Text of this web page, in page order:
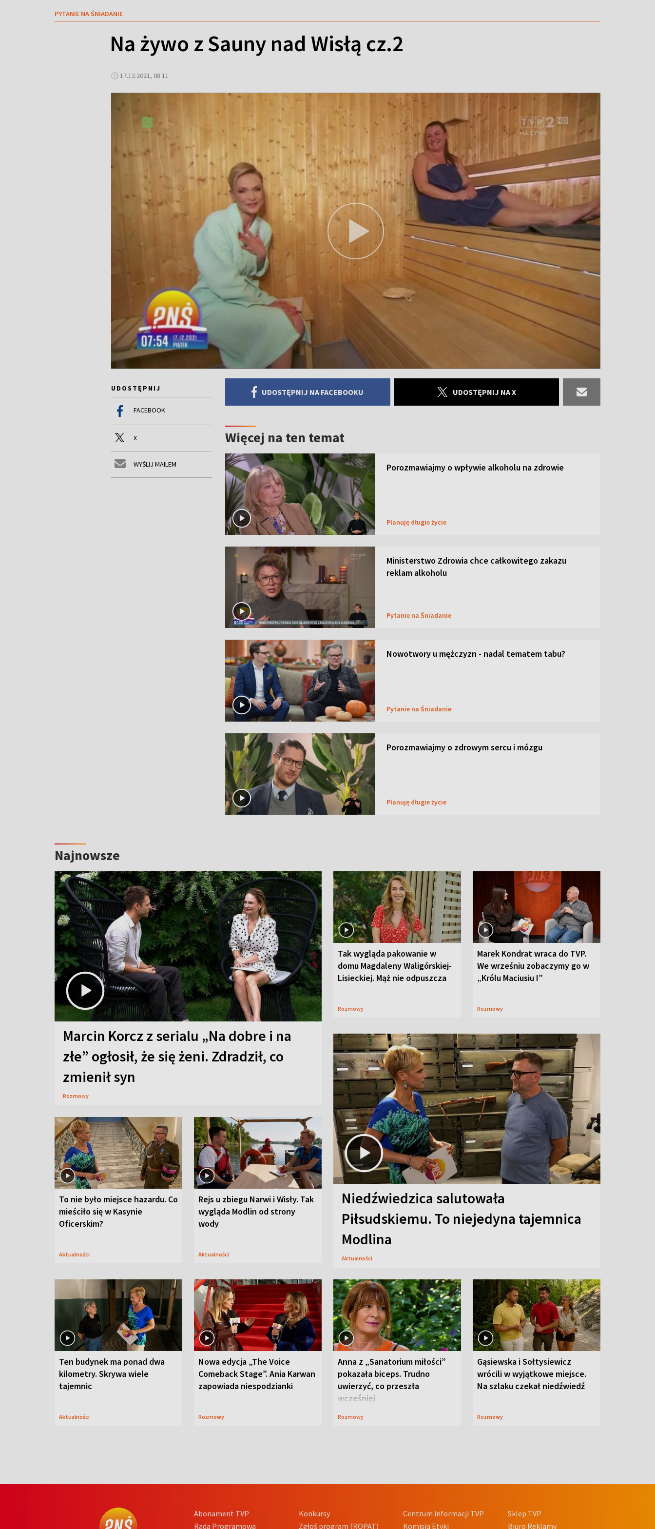
PYTANIE NA ŚNIADANIE
Na żywo z Sauny nad Wisłą cz.2
17.12.2021, 08:11
UDOSTĘPNIJ
FACEBOOK
X
WYŚLIJ MAILEM
UDOSTĘPNIJ NA FACEBOOKU UDOSTĘPNIJ NA X
Więcej na ten temat
Porozmawiajmy o wpływie alkoholu na zdrowie
Planuję długie życie
Ministerstwo Zdrowia chce całkowitego zakazu
reklam alkoholu
Pytanie na Śniadanie
Nowotwory u mężczyzn - nadal tematem tabu?
Pytanie na Śniadanie
Porozmawiajmy o zdrowym sercu i mózgu
Planuję długie życie
Najnowsze
Marcin Korcz z serialu „Na dobre i na
złe” ogłosił, że się żeni. Zdradził, co
zmienił syn
Rozmowy
Tak wygląda pakowanie w
domu Magdaleny Waligórskiej-
Lisieckiej. Mąż nie odpuszcza
Rozmowy
Marek Kondrat wraca do TVP.
We wrześniu zobaczymy go w
„Królu Maciusiu I”
Rozmowy
To nie było miejsce hazardu. Co
mieściło się w Kasynie
Oficerskim?
Aktualności
Rejs u zbiegu Narwi i Wisły. Tak
wygląda Modlin od strony
wody
Aktualności
Niedźwiedzica salutowała
Piłsudskiemu. To niejedyna tajemnica
Modlina
Aktualności
Ten budynek ma ponad dwa
kilometry. Skrywa wiele
tajemnic
Aktualności
Nowa edycja „The Voice
Comeback Stage”. Ania Karwan
zapowiada niespodzianki
Rozmowy
Anna z „Sanatorium miłości”
pokazała biceps. Trudno
uwierzyć, co przeszła
wcześniej
Rozmowy
Gąsiewska i Sołtysiewicz
wrócili w wyjątkowe miejsce.
Na szlaku czekał niedźwiedź
Rozmowy
Abonament TVP
Rada Programowa
Konkursy
Zgłoś program (ROPAT)
Centrum informacji TVP
Komisja Etyki
Sklep TVP
Biuro Reklamy